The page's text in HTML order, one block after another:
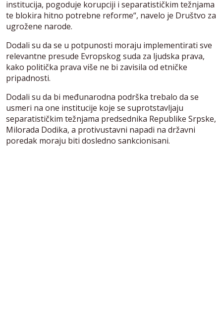
institucija, pogoduje korupciji i separatističkim težnjama
te blokira hitno potrebne reforme“, navelo je Društvo za
ugrožene narode.
Dodali su da se u potpunosti moraju implementirati sve
relevantne presude Evropskog suda za ljudska prava,
kako politička prava više ne bi zavisila od etničke
pripadnosti.
Dodali su da bi međunarodna podrška trebalo da se
usmeri na one institucije koje se suprotstavljaju
separatističkim težnjama predsednika Republike Srpske,
Milorada Dodika, a protivustavni napadi na državni
poredak moraju biti dosledno sankcionisani.